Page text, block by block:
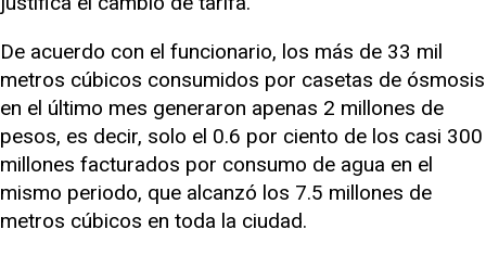
De acuerdo con el funcionario, los más de 33 mil
metros cúbicos consumidos por casetas de ósmosis
en el último mes generaron apenas 2 millones de
pesos, es decir, solo el 0.6 por ciento de los casi 300
millones facturados por consumo de agua en el
mismo periodo, que alcanzó los 7.5 millones de
metros cúbicos en toda la ciudad.